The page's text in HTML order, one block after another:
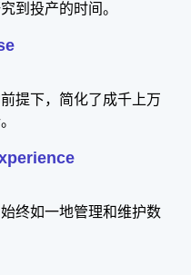
到投产的时间。
提下，简化了成千上万
终如一地管理和维护数